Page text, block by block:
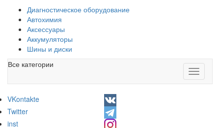
Диагностическое оборудование
Автохимия
Аксессуары
Аккумуляторы
Шины и диски
Toggle
Все категории
VKontakte
Twitter
inst